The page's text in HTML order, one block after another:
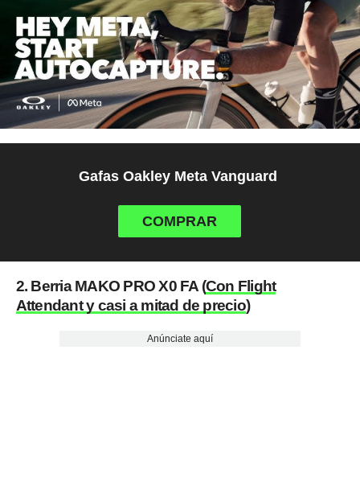
Gafas Oakley Meta Vanguard
COMPRAR
2. Berria MAKO PRO X0 FA (Con Flight
Attendant y casi a mitad de precio)
Anúnciate aquí